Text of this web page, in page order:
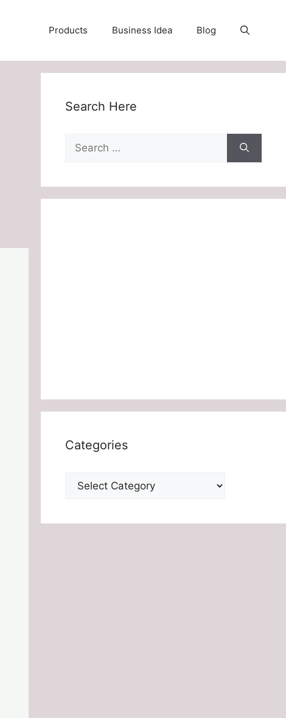
Products Business Idea Blog
Search Here
Search
for:
Categories
Categories